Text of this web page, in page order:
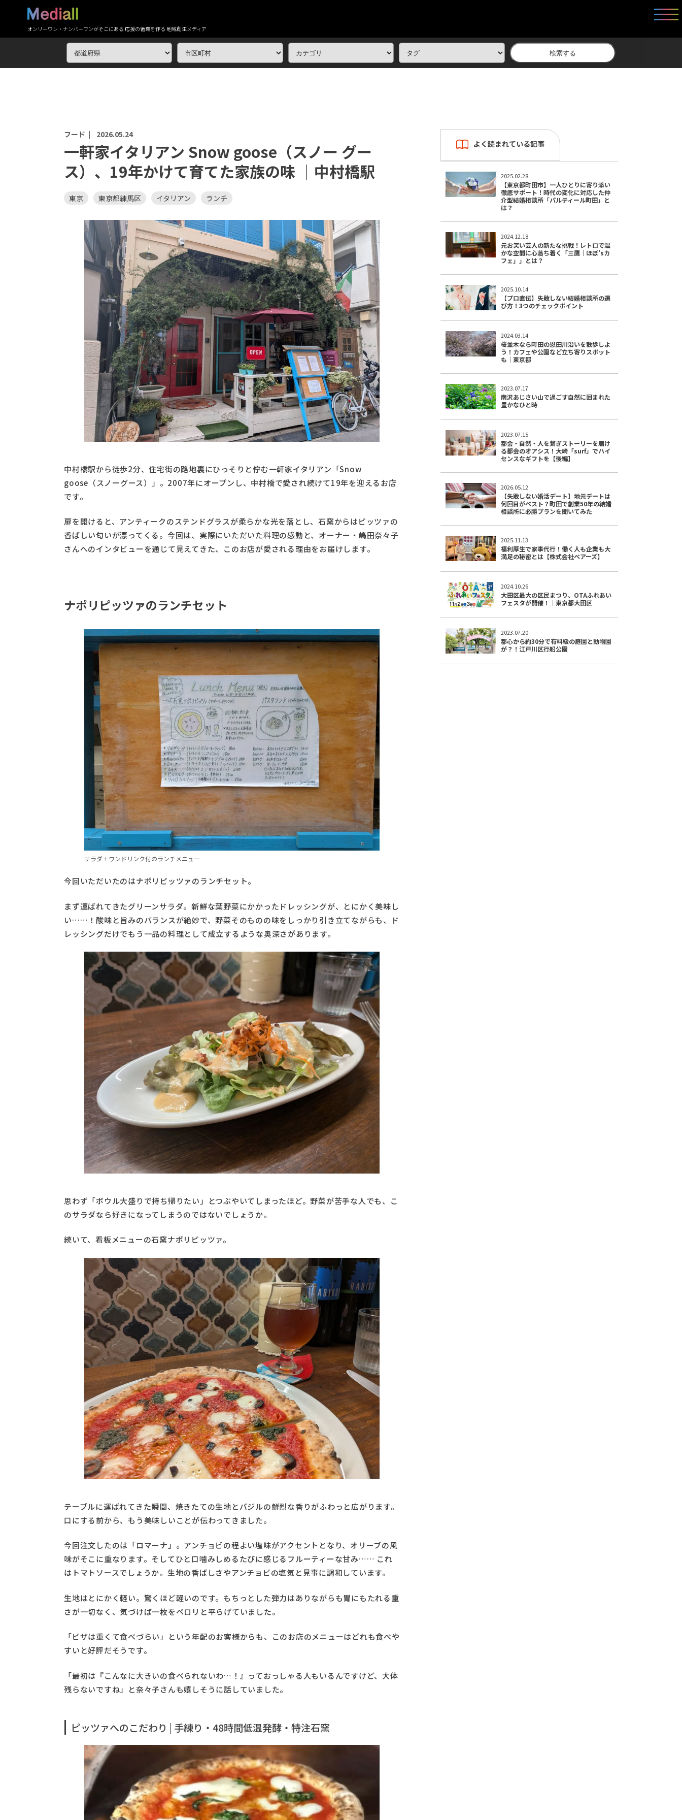
オンリーワン・ナンバーワンがそこにある 応援の循環を作る 地域創生メディア
検索する
フード | 2026.05.24
一軒家イタリアン Snow goose（スノー グー
ス）、19年かけて育てた家族の味 ｜中村橋駅
東京 東京都練馬区 イタリアン ランチ
中村橋駅から徒歩2分、住宅街の路地裏にひっそりと佇む一軒家イタリアン「Snow
goose（スノーグース）」。2007年にオープンし、中村橋で愛され続けて19年を迎えるお店
です。
扉を開けると、アンティークのステンドグラスが柔らかな光を落とし、石窯からはピッツァの
香ばしい匂いが漂ってくる。今回は、実際にいただいた料理の感動と、オーナー・嶋田奈々子
さんへのインタビューを通じて見えてきた、このお店が愛される理由をお届けします。
ナポリピッツァのランチセット
サラダ＋ワンドリンク付のランチメニュー
今回いただいたのはナポリピッツァのランチセット。
まず運ばれてきたグリーンサラダ。新鮮な葉野菜にかかったドレッシングが、とにかく美味し
い……！酸味と旨みのバランスが絶妙で、野菜そのものの味をしっかり引き立てながらも、ド
レッシングだけでもう一品の料理として成立するような奥深さがあります。
思わず「ボウル大盛りで持ち帰りたい」とつぶやいてしまったほど。野菜が苦手な人でも、こ
のサラダなら好きになってしまうのではないでしょうか。
続いて、看板メニューの石窯ナポリピッツァ。
テーブルに運ばれてきた瞬間、焼きたての生地とバジルの鮮烈な香りがふわっと広がります。
口にする前から、もう美味しいことが伝わってきました。
今回注文したのは「ロマーナ」。アンチョビの程よい塩味がアクセントとなり、オリーブの風
味がそこに重なります。そしてひと口噛みしめるたびに感じるフルーティーな甘み…… これ
はトマトソースでしょうか。生地の香ばしさやアンチョビの塩気と見事に調和しています。
生地はとにかく軽い。驚くほど軽いのです。もちっとした弾力はありながらも胃にもたれる重
さが一切なく、気づけば一枚をペロリと平らげていました。
「ピザは重くて食べづらい」という年配のお客様からも、このお店のメニューはどれも食べや
すいと好評だそうです。
「最初は『こんなに大きいの食べられないわ…！』っておっしゃる人もいるんですけど、大体
残らないですね」と奈々子さんも嬉しそうに話していました。
ピッツァへのこだわり | 手練り・48時間低温発酵・特注石窯
よく読まれている記事
2025.02.28
【東京都町田市】一人ひとりに寄り添い
徹底サポート！時代の変化に対応した仲
介型結婚相談所「パルティール町田」と
は？
2024.12.18
元お笑い芸人の新たな挑戦！レトロで温
かな空間に心落ち着く「三鷹｜ほぼ’sカ
フェ」」とは？
2025.10.14
【プロ直伝】失敗しない結婚相談所の選
び方！3つのチェックポイント
2024.03.14
桜並木なら町田の恩田川沿いを散歩しよ
う！カフェや公園など立ち寄りスポット
も｜東京都
2023.07.17
南沢あじさい山で過ごす自然に囲まれた
豊かなひと時
2023.07.15
都会・自然・人を繋ぎストーリーを届け
る都会のオアシス！大崎「surf」でハイ
センスなギフトを【後編】
2026.05.12
【失敗しない婚活デート】地元デートは
何回目がベスト？町田で創業50年の結婚
相談所に必勝プランを聞いてみた
2025.11.13
福利厚生で家事代行！働く人も企業も大
満足の秘密とは【株式会社ベアーズ】
2024.10.26
大田区最大の区民まつり、OTAふれあい
フェスタが開催！｜東京都大田区
2023.07.20
都心から約30分で有料級の庭園と動物園
が？！江戸川区行船公園